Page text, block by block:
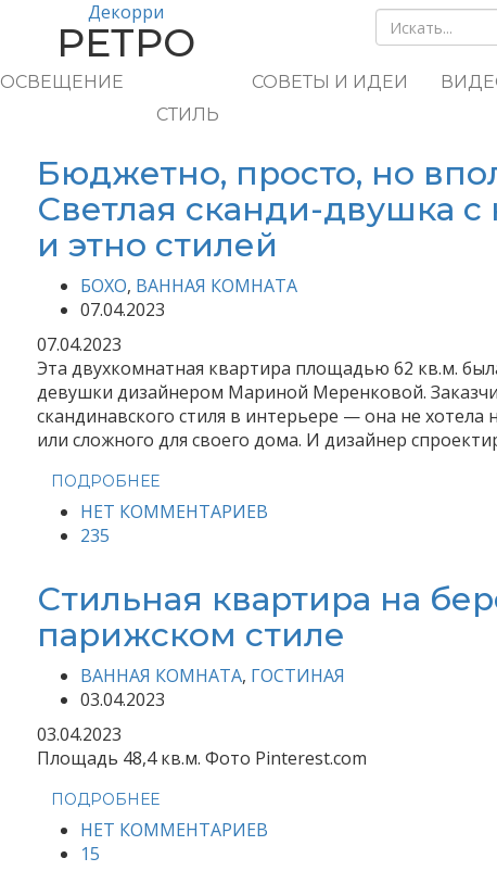
Декорри
ОСВЕЩЕНИЕ
СТИЛЬ
СОВЕТЫ И ИДЕИ
РЕТРО
Бюджетно, просто, но
Светлая сканди-двушка с
и этно стилей
БОХО, ВАННАЯ КОМНАТА
07.04.2023
07.04.2023
Эта двухкомнатная квартира площадью 62 кв.м.
девушки дизайнером Мариной Меренковой.
скандинавского стиля в интерьере — она не хотела
или сложного для своего дома. И дизайнер
ПОДРОБНЕЕ
НЕТ КОММЕНТАРИЕВ
235
Стильная квартира на
парижском стиле
ВАННАЯ КОМНАТА, ГОСТИНАЯ
03.04.2023
03.04.2023
Площадь 48,4 кв.м. Фото Pinterest.com
ПОДРОБНЕЕ
НЕТ КОММЕНТАРИЕВ
15